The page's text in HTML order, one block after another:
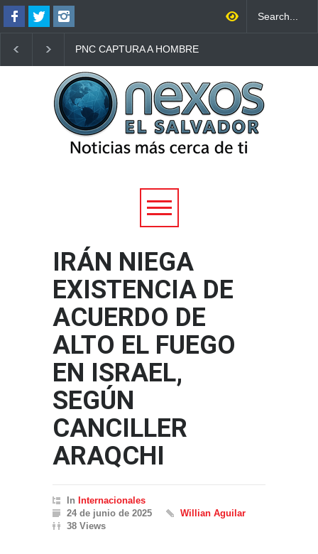
PNC CAPTURA A HOMBRE
AGRESIÓN SEXUAL
CONTRA UNA MUJER
ADULTA MAYOR EN
CUSCATLÁN SUR
DEPORTADOS PARA
MIGRATORIAS
PENDIENTES
IRÁN NIEGA
EXISTENCIA DE
ACUERDO DE
ALTO EL FUEGO
EN ISRAEL,
SEGÚN
CANCILLER
ARAQCHI
In Internacionales
24 de junio de 2025
Willian Aguilar
38 Views